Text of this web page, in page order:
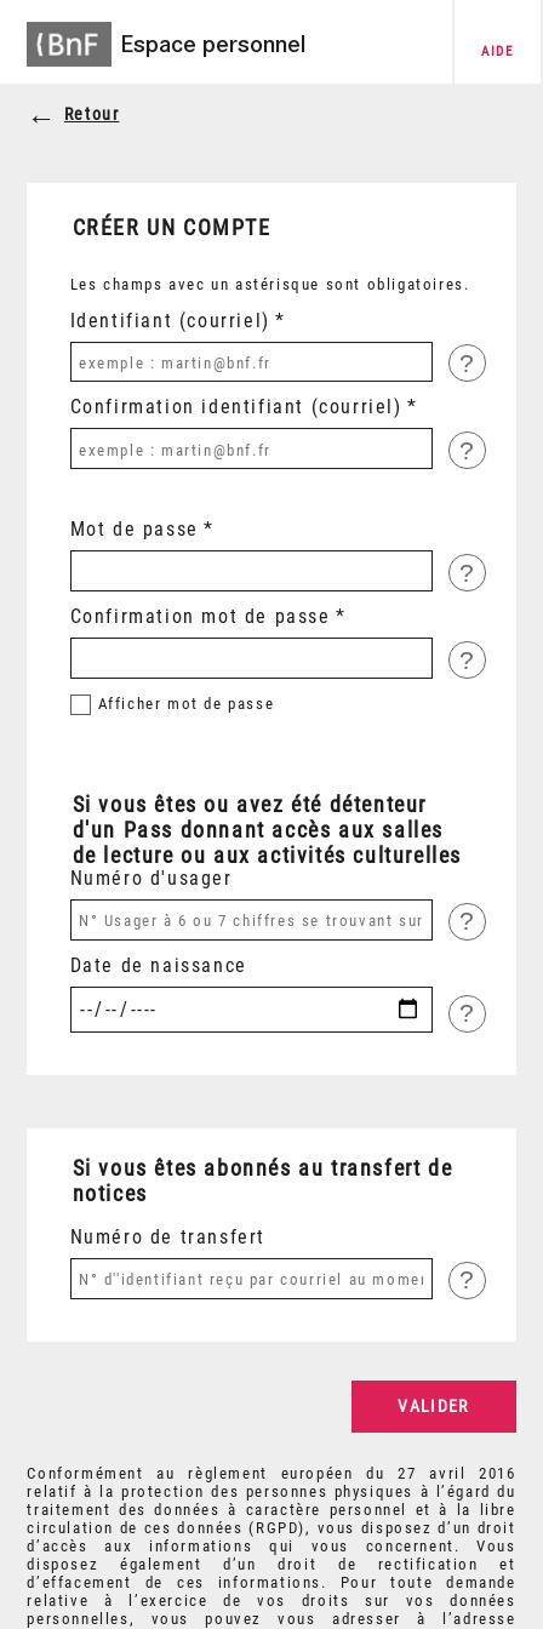
Espace personnel AIDE
Retour
CRÉER UN COMPTE
Les champs avec un astérisque sont obligatoires.
Identifiant (courriel)
?
Confirmation identifiant (courriel)
?
Mot de passe
?
Confirmation mot de passe
?
Afficher mot de passe
Si vous êtes ou avez été détenteur
d'un Pass donnant accès aux salles
de lecture ou aux activités culturelles
Numéro d'usager
?
Date de naissance
?
Si vous êtes abonnés au transfert de
notices
Numéro de transfert
?
Conformément au règlement européen du 27 avril 2016
relatif à la protection des personnes physiques à l’égard du
traitement des données à caractère personnel et à la libre
circulation de ces données (RGPD), vous disposez d’un droit
d’accès aux informations qui vous concernent. Vous
disposez également d’un droit de rectification et
d’effacement de ces informations. Pour toute demande
relative à l’exercice de vos droits sur vos données
personnelles, vous pouvez vous adresser à l’adresse